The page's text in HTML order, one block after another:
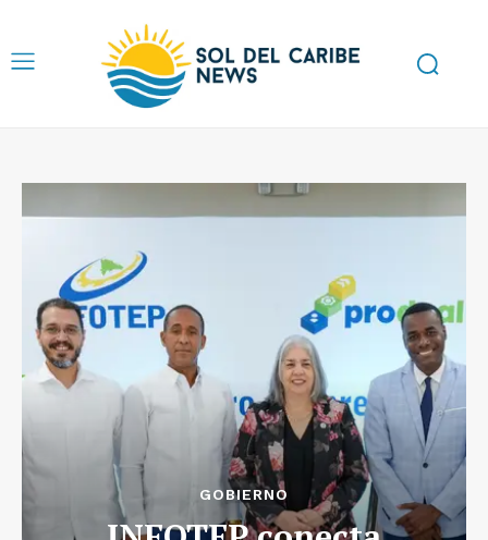
GOBIERNO